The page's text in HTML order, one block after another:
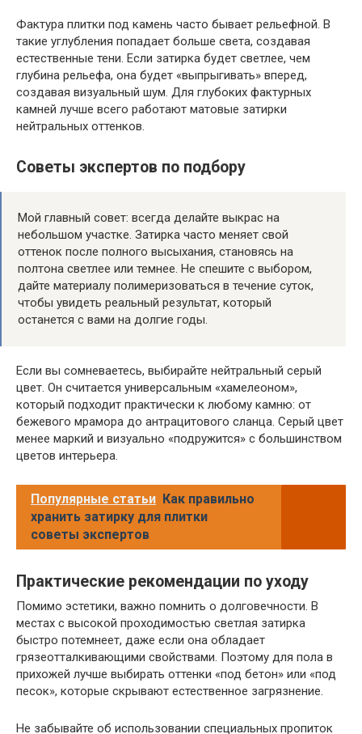
Фактура плитки под камень часто бывает рельефной. В
такие углубления попадает больше света, создавая
естественные тени. Если затирка будет светлее, чем
глубина рельефа, она будет «выпрыгивать» вперед,
создавая визуальный шум. Для глубоких фактурных
камней лучше всего работают матовые затирки
нейтральных оттенков.
Советы экспертов по подбору
Мой главный совет: всегда делайте выкрас на
небольшом участке. Затирка часто меняет свой
оттенок после полного высыхания, становясь на
полтона светлее или темнее. Не спешите с выбором,
дайте материалу полимеризоваться в течение суток,
чтобы увидеть реальный результат, который
останется с вами на долгие годы.
Если вы сомневаетесь, выбирайте нейтральный серый
цвет. Он считается универсальным «хамелеоном»,
который подходит практически к любому камню: от
бежевого мрамора до антрацитового сланца. Серый цвет
менее маркий и визуально «подружится» с большинством
цветов интерьера.
Популярные статьи Как правильно
хранить затирку для плитки
советы экспертов
Практические рекомендации по уходу
Помимо эстетики, важно помнить о долговечности. В
местах с высокой проходимостью светлая затирка
быстро потемнеет, даже если она обладает
грязеотталкивающими свойствами. Поэтому для пола в
прихожей лучше выбирать оттенки «под бетон» или «под
песок», которые скрывают естественное загрязнение.
Не забывайте об использовании специальных пропиток